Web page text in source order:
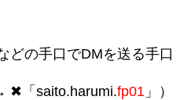
どの手口でDMを送る手口
✖「saito.harumi.fp01 」）